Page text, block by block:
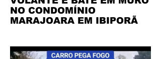
NO CONDOMÍNIO
MARAJOARA EM IBIPORÃ